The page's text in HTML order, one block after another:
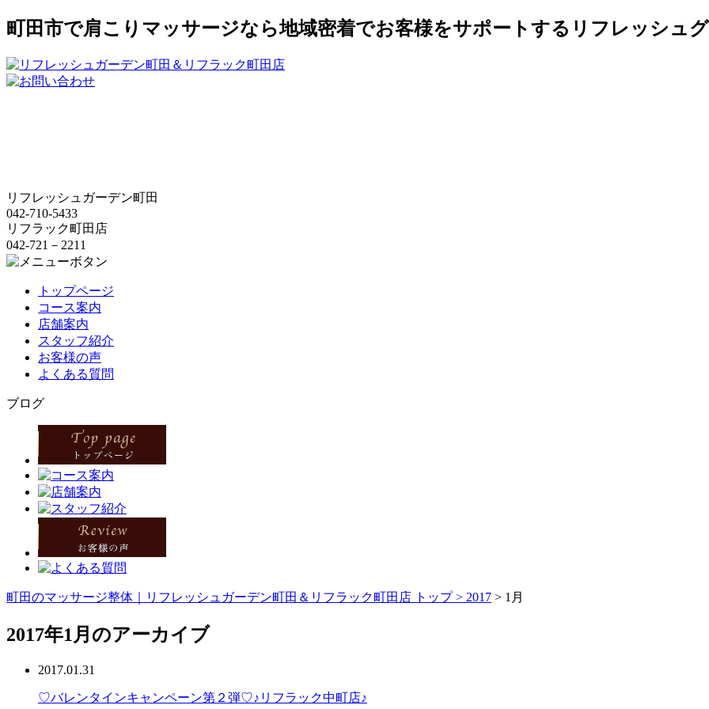
町田市で肩こりマッサージなら地域密着でお客様をサポートするリフレッシュ
リフレッシュガーデン町田
042-710-5433
リフラック町田店
042-721－2211
トップページ
コース案内
店舗案内
スタッフ紹介
お客様の声
よくある質問
ブログ
町田のマッサージ整体｜リフレッシュガーデン町田＆リフラック町田店 トップ > 2017 > 1月
2017年1月のアーカイブ
2017.01.31
♡バレンタインキャンペーン第２弾♡♪リフラック中町店♪